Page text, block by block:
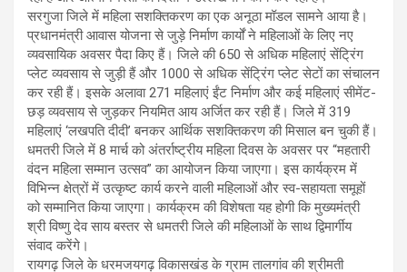
सरगुजा जिले में महिला सशक्तिकरण का एक अनूठा मॉडल सामने आया है।
प्रधानमंत्री आवास योजना से जुड़े निर्माण कार्यों ने महिलाओं के लिए नए
व्यवसायिक अवसर पैदा किए हैं। जिले की 650 से अधिक महिलाएं सेंट्रिंग
प्लेट व्यवसाय से जुड़ी हैं और 1000 से अधिक सेंट्रिंग प्लेट सेटों का संचालन
कर रही हैं। इसके अलावा 271 महिलाएं ईंट निर्माण और कई महिलाएं सीमेंट-
छड़ व्यवसाय से जुड़कर नियमित आय अर्जित कर रही हैं। जिले में 319
महिलाएं ‘लखपति दीदी’ बनकर आर्थिक सशक्तिकरण की मिसाल बन चुकी हैं।
धमतरी जिले में 8 मार्च को अंतर्राष्ट्रीय महिला दिवस के अवसर पर “महतारी
वंदन महिला सम्मान उत्सव” का आयोजन किया जाएगा। इस कार्यक्रम में
विभिन्न क्षेत्रों में उत्कृष्ट कार्य करने वाली महिलाओं और स्व-सहायता समूहों
को सम्मानित किया जाएगा। कार्यक्रम की विशेषता यह होगी कि मुख्यमंत्री
श्री विष्णु देव साय बस्तर से धमतरी जिले की महिलाओं के साथ द्विमार्गीय
संवाद करेंगे।
रायगढ़ जिले के धरमजयगढ़ विकासखंड के ग्राम तालगांव की श्रीमती